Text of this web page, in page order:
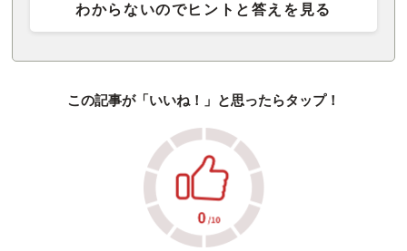
わからないのでヒントと答えを見る
この記事が「いいね！」と思ったらタップ！